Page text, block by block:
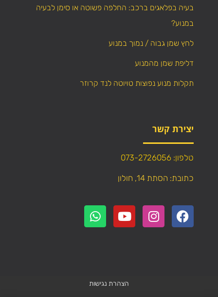
בעיה בפלאגים ברכב: החלפה פשוטה או סימן לבעיה
במנוע?
לחץ שמן גבוה / נמוך במנוע
דליפת שמן מהמנוע
תקלות מנוע נפוצות טויוטה לנד קרוזר
יצירת קשר
טלפון: 073-2726056
כתובת: הסתת 14, חולון
הצהרת נגישות